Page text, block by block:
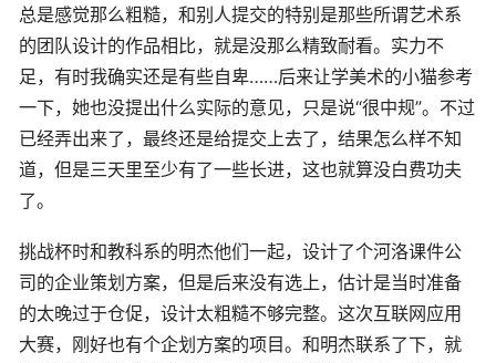
总是感觉那么粗糙，和别人提交的特别是那些所谓艺术系
的团队设计的作品相比，就是没那么精致耐看。实力不
足，有时我确实还是有些自卑……后来让学美术的小猫参考
一下，她也没提出什么实际的意见，只是说“很中规”。不过
已经弄出来了，最终还是给提交上去了，结果怎么样不知
道，但是三天里至少有了一些长进，这也就算没白费功夫
了。
挑战杯时和教科系的明杰他们一起，设计了个河洛课件公
司的企业策划方案，但是后来没有选上，估计是当时准备
的太晚过于仓促，设计太粗糙不够完整。这次互联网应用
大赛，刚好也有个企划方案的项目。和明杰联系了下，就